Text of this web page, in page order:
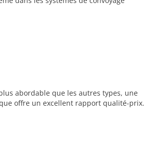
abordable que les autres types, une
offre un excellent rapport qualité-prix.